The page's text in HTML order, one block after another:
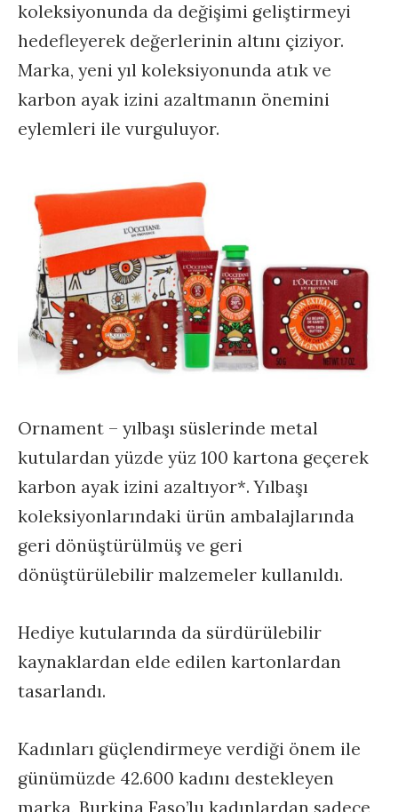
koleksiyonunda da değişimi geliştirmeyi
hedefleyerek değerlerinin altını çiziyor.
Marka, yeni yıl koleksiyonunda atık ve
karbon ayak izini azaltmanın önemini
eylemleri ile vurguluyor.
Ornament – yılbaşı süslerinde metal
kutulardan yüzde yüz 100 kartona geçerek
karbon ayak izini azaltıyor*. Yılbaşı
koleksiyonlarındaki ürün ambalajlarında
geri dönüştürülmüş ve geri
dönüştürülebilir malzemeler kullanıldı.
Hediye kutularında da sürdürülebilir
kaynaklardan elde edilen kartonlardan
tasarlandı.
Kadınları güçlendirmeye verdiği önem ile
günümüzde 42.600 kadını destekleyen